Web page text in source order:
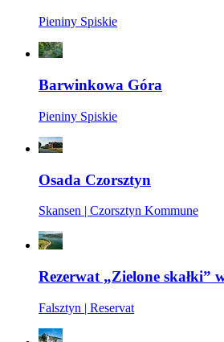
Pieniny Spiskie
Barwinkowa Góra
Pieniny Spiskie
Osada Czorsztyn
Skansen | Czorsztyn Kommune
Rezerwat „Zielone skałki”
Falsztyn | Reservat